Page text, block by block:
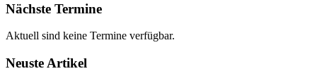
Nächste Termine
Aktuell sind keine Termine verfügbar.
Neuste Artikel